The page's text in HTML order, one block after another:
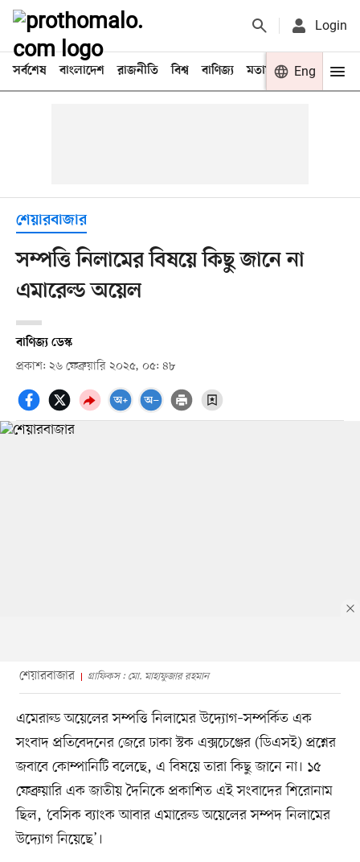
Login
সর্বশেষ বাংলাদেশ রাজনীতি বিশ্ব বাণিজ্য মতামত খেলা
Eng
শেয়ারবাজার
সম্পত্তি নিলামের বিষয়ে কিছু জানে না
এমারেল্ড অয়েল
বাণিজ্য ডেস্ক
প্রকাশ: ২৬ ফেব্রুয়ারি ২০২৫, ০৫: ৪৮
শেয়ারবাজার গ্রাফিকস : মো. মাহাফুজার রহমান
এমেরাল্ড অয়েলের সম্পত্তি নিলামের উদ্যোগ–সম্পর্কিত এক
সংবাদ প্রতিবেদনের জেরে ঢাকা স্টক এক্সচেঞ্জের (ডিএসই) প্রশ্নের
জবাবে কোম্পানিটি বলেছে, এ বিষয়ে তারা কিছু জানে না। ১৫
ফেব্রুয়ারি এক জাতীয় দৈনিকে প্রকাশিত এই সংবাদের শিরোনাম
ছিল, ‘বেসিক ব্যাংক আবার এমারেল্ড অয়েলের সম্পদ নিলামের
উদ্যোগ নিয়েছে’।